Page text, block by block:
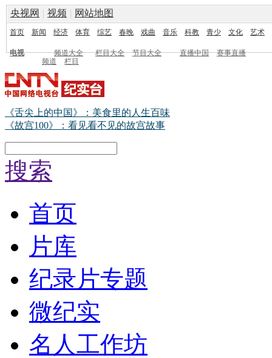
央视网 | 视频 | 网站地图
首页 新闻 经济 体育 综艺 春晚 戏曲 音乐 科教 青少 文化 艺术
电视 频道大全 栏目大全 节目大全 直播中国
赛事直播
频道
栏目
《舌尖上的中国》：美食里的人生百味
《故宫100》：看见看不见的故宫故事
搜索
首页
片库
纪录片专题
微纪实
名人工作坊